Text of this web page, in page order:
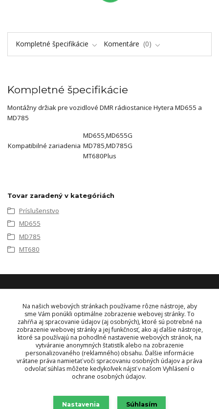
Kompletné špecifikácie Komentáre 0
Kompletné špecifikácie
Montážny držiak pre vozidlové DMR rádiostanice Hytera MD655 a
MD785
Kompatibilné zariadenia
MD655,MD655G
MD785,MD785G
MT680Plus
Tovar zaradený v kategóriách
Príslušenstvo
MD655
MD785
MT680
KONTAKT
OBJEDNÁVKY A INFORMÁCIE
+421 948 229 224
info@vysielacky.com
Na našich webových stránkach používame rôzne nástroje, aby
sme Vám ponúkli optimálne zobrazenie webovej stránky. To
zahŕňa aj spracovanie údajov (aj osobných), ktoré sú potrebné na
zobrazenie webovej stránky a jej funkčnosť, ako aj ďalšie nástroje,
ktoré sa používajú na pohodlné nastavenie webových stránok, na
vytváranie anonymných štatistík alebo na zobrazenie
personalizovaného (reklamného) obsahu. Ďalšie informácie
vrátane práva namietať voči spracovaniu osobných údajov a práva
odvolať súhlas môžete kedykoľvek nájsť v našom Vyhlásení o
ochrane osobných údajov.
Nastavenia Súhlasím